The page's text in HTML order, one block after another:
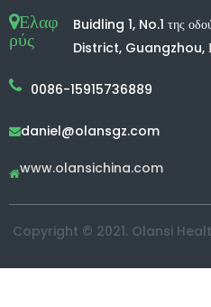
Ελαφ
ρύς
Buidling 1, No.1 της
District, Guangzhou,
0086-15915736889
daniel@olansgz.com
www.olansichina.com
Copyright © 2021. Olansi